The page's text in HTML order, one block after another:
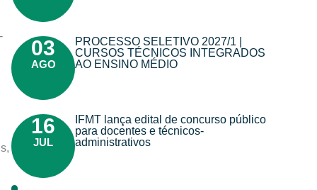
03
AGO
PROCESSO SELETIVO 2027/1 |
CURSOS TÉCNICOS INTEGRADOS
AO ENSINO MÉDIO
16
JUL
IFMT lança edital de concurso público
para docentes e técnicos-
administrativos